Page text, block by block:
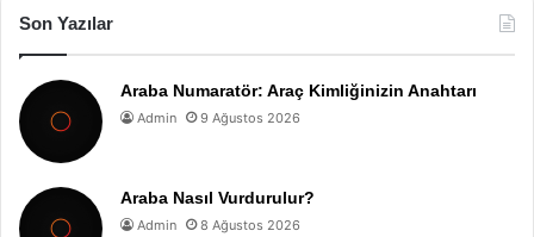
Son Yazılar
Araba Numaratör: Araç Kimliğinizin Anahtarı
Admin 9 Ağustos 2026
Araba Nasıl Vurdurulur?
Admin 8 Ağustos 2026